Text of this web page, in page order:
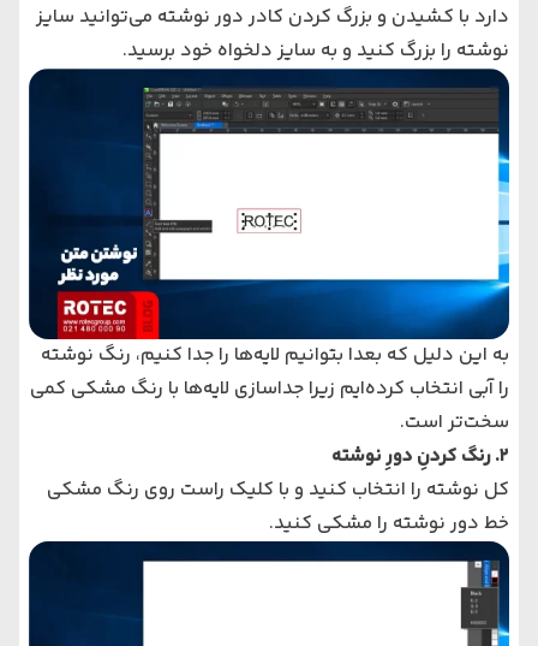
دارد با کشیدن و بزرگ کردن کادر دور نوشته می‌توانید سایز
نوشته را بزرگ کنید و به سایز دلخواه خود برسید.
به این دلیل که بعدا بتوانیم لایه‌ها را جدا کنیم، رنگ نوشته
را آبی انتخاب کرده‌ایم زیرا جداسازی لایه‌ها با رنگ مشکی کمی
سخت‌تر است.
2. رنگ کردنِ دورِ نوشته
کل نوشته را انتخاب کنید و با کلیک راست روی رنگ مشکی
خط دور نوشته را مشکی کنید.